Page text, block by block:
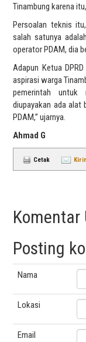
Tinambung karena
Persoalan teknis
salah satunya
operator PDAM, dia
Adapun Ketua
aspirasi warga
pemerintah untuk
diupayakan ada alat
PDAM,” ujarnya.
Ahmad G
Cetak
Posting
Nama
Lokasi
Email